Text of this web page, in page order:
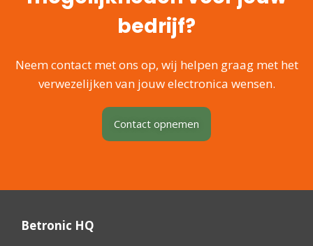
bedrijf?
Neem contact met ons op, wij helpen graag met het
verwezelijken van jouw electronica wensen.
Contact opnemen
Betronic HQ